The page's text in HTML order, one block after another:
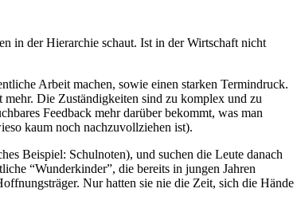
in der Hierarchie schaut. Ist in der Wirtschaft nicht
Arbeit machen, sowie einen starken Termindruck.
Die Zuständigkeiten sind zu komplex und zu
Feedback mehr darüber bekommt, was man
kaum noch nachzuvollziehen ist).
Beispiel: Schulnoten), und suchen die Leute danach
“Wunderkinder”, die bereits in jungen Jahren
Nur hatten sie nie die Zeit, sich die Hände